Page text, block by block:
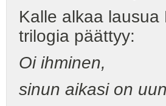
Kalle alkaa
trilogia päättyy:
Oi ihminen,
sinun aikasi on